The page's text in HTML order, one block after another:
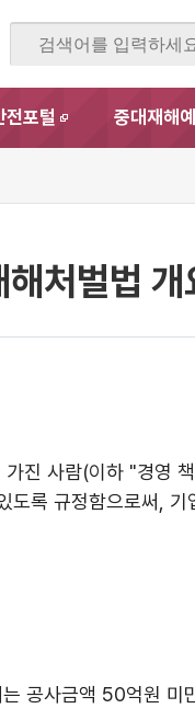
전포털
새창
중대재해
해처벌법 개
진 사람(이하 "경영
록 규정함으로써,
공사금액 50억원 미